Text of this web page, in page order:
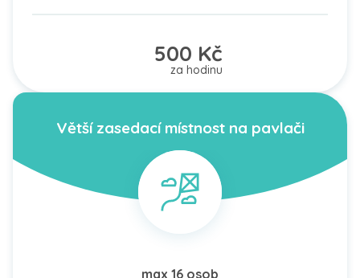
500 Kč
za hodinu
Větší zasedací místnost na pavlači
max 16 osob